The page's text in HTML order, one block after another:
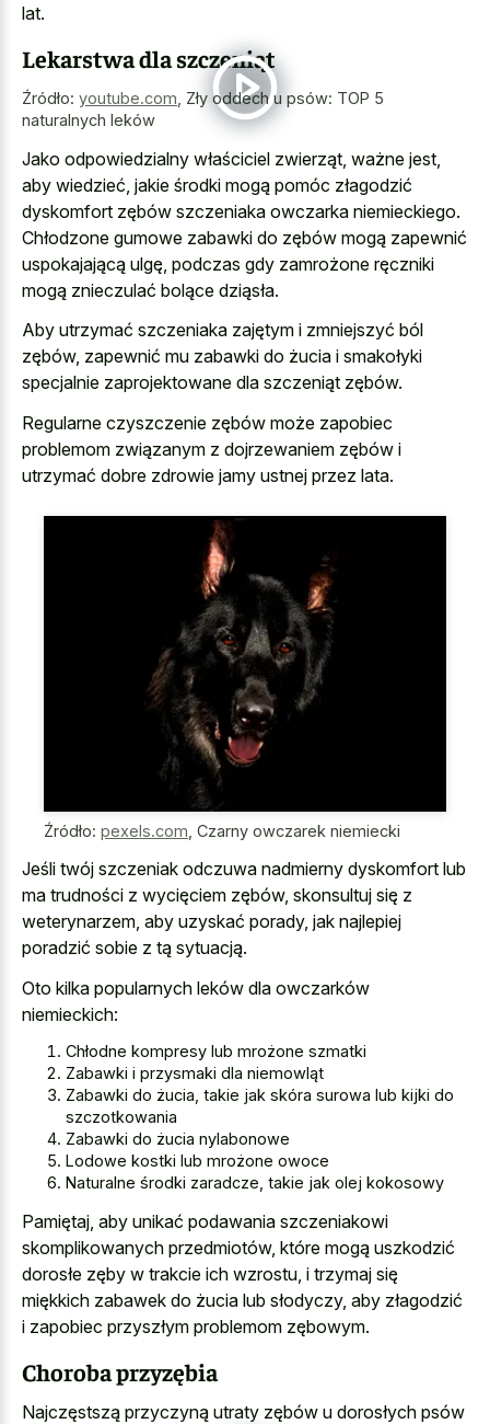
lat.
Lekarstwa dla szczeniąt
Źródło: youtube.com Zły oddech u psów: TOP 5
naturalnych leków
Jako odpowiedzialny właściciel zwierząt, ważne jest,
aby wiedzieć, jakie środki mogą pomóc złagodzić
dyskomfort zębów szczeniaka owczarka niemieckiego.
Chłodzone gumowe zabawki do zębów mogą zapewnić
uspokajającą ulgę, podczas gdy zamrożone ręczniki
mogą znieczulać bolące dziąsła.
Aby utrzymać szczeniaka zajętym i zmniejszyć ból
zębów, zapewnić mu zabawki do żucia i smakołyki
specjalnie zaprojektowane dla szczeniąt zębów.
Regularne czyszczenie zębów może zapobiec
problemom związanym z dojrzewaniem zębów i
utrzymać dobre zdrowie jamy ustnej przez lata.
Źródło: pexels.com Czarny owczarek niemiecki
Jeśli twój szczeniak odczuwa nadmierny dyskomfort lub
ma trudności z wycięciem zębów, skonsultuj się z
weterynarzem, aby uzyskać porady, jak najlepiej
poradzić sobie z tą sytuacją.
Oto kilka popularnych leków dla owczarków
niemieckich:
Chłodne kompresy lub mrożone szmatki
Zabawki i przysmaki dla niemowląt
Zabawki do żucia, takie jak skóra surowa lub kijki do
szczotkowania
Zabawki do żucia nylabonowe
Lodowe kostki lub mrożone owoce
Naturalne środki zaradcze, takie jak olej kokosowy
Pamiętaj, aby unikać podawania szczeniakowi
skomplikowanych przedmiotów, które mogą uszkodzić
dorosłe zęby w trakcie ich wzrostu, i trzymaj się
miękkich zabawek do żucia lub słodyczy, aby złagodzić
i zapobiec przyszłym problemom zębowym.
Choroba przyzębia
Najczęstszą przyczyną utraty zębów u dorosłych psów